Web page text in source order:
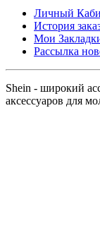
Личный
История
Мои
Рассылка
Shein - широкий
аксессуаров для